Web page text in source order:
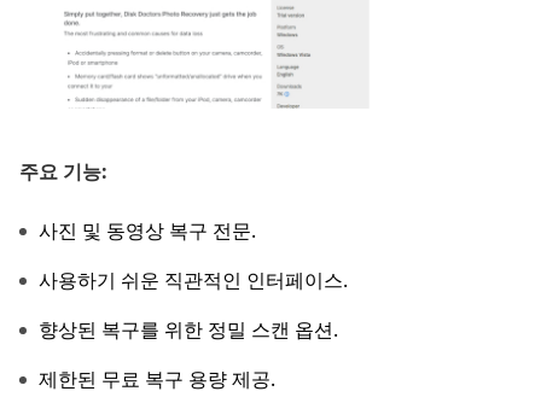
주요 기능:
사진 및 동영상 복구 전문.
사용하기 쉬운 직관적인 인터페이스.
향상된 복구를 위한 정밀 스캔 옵션.
제한된 무료 복구 용량 제공.